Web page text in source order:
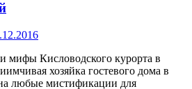
мифы Кисловодского курорта в
хозяйка гостевого дома в
любые мистификации для